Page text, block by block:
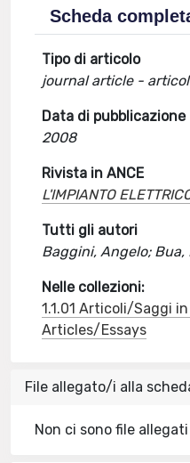
Scheda
Tipo di articolo
journal article -
Data di pubblicazione
2008
Rivista in ANCE
L'IMPIANTO
Tutti gli autori
Baggini, Angelo; Bua,
Nelle collezioni:
1.1.01 Articoli/Saggi
Articles/Essays
File allegato/i alla
Non ci sono file